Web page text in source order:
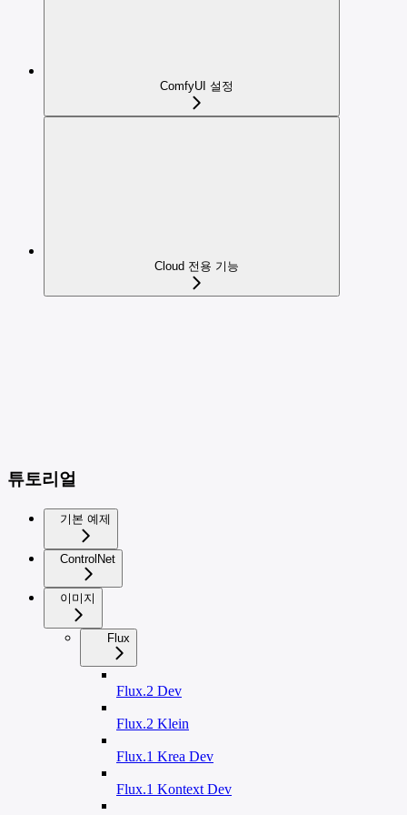
ComfyUI 설정
Cloud 전용 기능
튜토리얼
기본 예제
ControlNet
이미지
Flux
Flux.2 Dev
Flux.2 Klein
Flux.1 Krea Dev
Flux.1 Kontext Dev